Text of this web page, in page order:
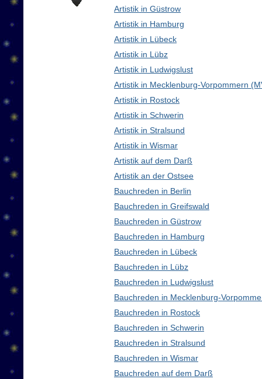
Artistik in Güstrow
Artistik in Hamburg
Artistik in Lübeck
Artistik in Lübz
Artistik in Ludwigslust
Artistik in Mecklenburg-Vorpommern
Artistik in Rostock
Artistik in Schwerin
Artistik in Stralsund
Artistik in Wismar
Artistik auf dem Darß
Artistik an der Ostsee
Bauchreden in Berlin
Bauchreden in Greifswald
Bauchreden in Güstrow
Bauchreden in Hamburg
Bauchreden in Lübeck
Bauchreden in Lübz
Bauchreden in Ludwigslust
Bauchreden in Mecklenburg-
Bauchreden in Rostock
Bauchreden in Schwerin
Bauchreden in Stralsund
Bauchreden in Wismar
Bauchreden auf dem Darß